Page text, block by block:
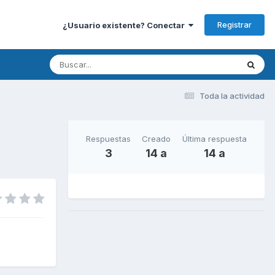
¿Usuario existente? Conectar Registrar
Toda la actividad
Respuestas
3
Creado
14 a
Última respuesta
14 a